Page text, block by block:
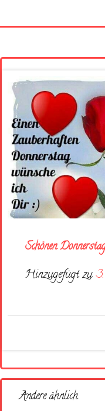
Schönen
Hinzugefügt zu
Andere ähnlich